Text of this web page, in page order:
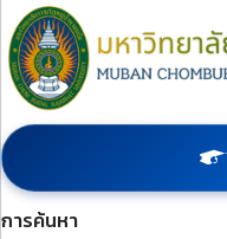
การค้นหา